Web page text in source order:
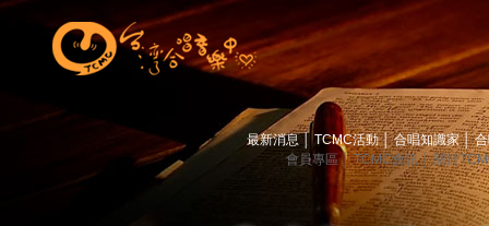
最新消息 TCMC活動│ 合唱知識家│
會員專區│ TCMC會訊│ 關於